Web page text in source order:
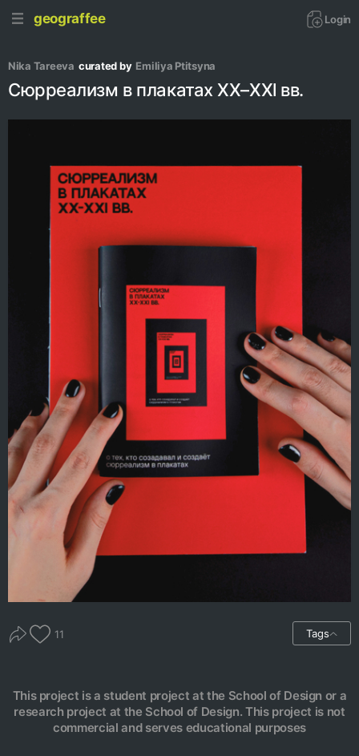
geograffee Login
Nika Tareeva curated by Emiliya Ptitsyna
Сюрреализм в плакатах XX–XXl вв.
11 Tags
This project is a student project at the School of Design or a
research project at the School of Design. This project is not
commercial and serves educational purposes